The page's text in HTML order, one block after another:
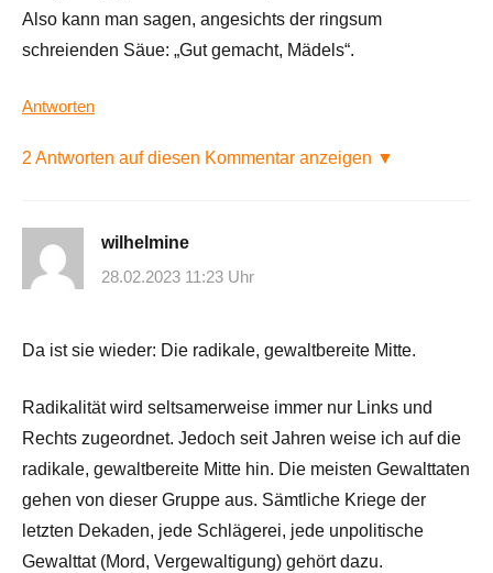
Also kann man sagen, angesichts der ringsum
schreienden Säue: „Gut gemacht, Mädels“.
Antworten
2 Antworten auf diesen Kommentar anzeigen ▼
wilhelmine
28.02.2023 11:23 Uhr
Da ist sie wieder: Die radikale, gewaltbereite Mitte.
Radikalität wird seltsamerweise immer nur Links und
Rechts zugeordnet. Jedoch seit Jahren weise ich auf die
radikale, gewaltbereite Mitte hin. Die meisten Gewalttaten
gehen von dieser Gruppe aus. Sämtliche Kriege der
letzten Dekaden, jede Schlägerei, jede unpolitische
Gewalttat (Mord, Vergewaltigung) gehört dazu.